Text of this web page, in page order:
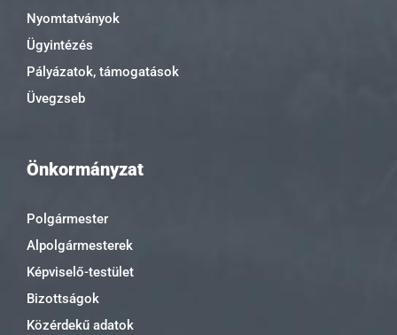
Nyomtatványok
Ügyintézés
Pályázatok, támogatások
Üvegzseb
Önkormányzat
Polgármester
Alpolgármesterek
Képviselő-testület
Bizottságok
Közérdekű adatok